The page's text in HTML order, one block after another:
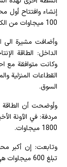
إنشاء وافتتاح أول
100 ميجاوات من الكهرباء من قبل هذه الشركة.
وأضافت مشيرة الى
وكانت متوافقة مع
القطاعات المنزلية
السوق.
وأوضحت أن الطاقة
مردفة: في الآونة
1800 ميجاوات.
وتابعت: إن أكبر
تبلغ 600 ميجاوات هي أحد التدابير الجديدة في أيدي هذه الشركة.